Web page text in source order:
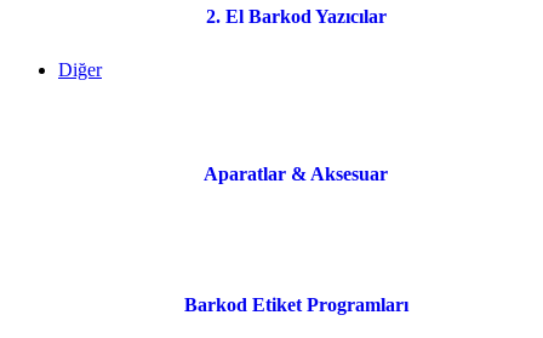
2. El Barkod Yazıcılar
Diğer
Aparatlar & Aksesuar
Barkod Etiket Programları